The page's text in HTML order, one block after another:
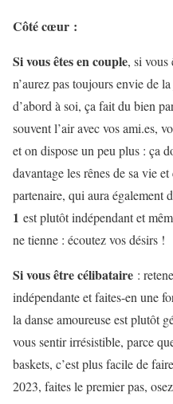
Côté cœur :
Si vous êtes en couple, si vous
n’aurez pas toujours envie de
d’abord à soi, ça fait du bien
souvent l’air avec vos ami.es,
et on dispose un peu plus : ça
davantage les rênes de sa vie
partenaire, qui aura également
1 est plutôt indépendant et
ne tienne : écoutez vos désirs !
Si vous être célibataire :
indépendante et faites-en une
la danse amoureuse est plutôt
vous sentir irrésistible, parce
baskets, c’est plus facile de
2023, faites le premier pas,